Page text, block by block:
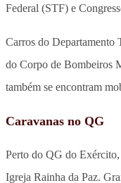
Federal (STF) e
Carros do Departamento
do Corpo de Bombeiros
também se encontram
Caravanas no QG
Perto do QG do Exército,
Igreja Rainha da Paz.